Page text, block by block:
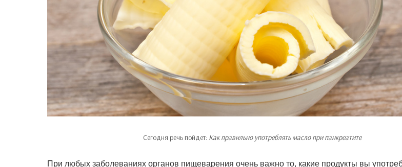
Сегодня речь пойдет: Как правильно употреблять масло при панкреатите
При любых заболеваниях органов пищеварения очень важно то, какие продукты вы